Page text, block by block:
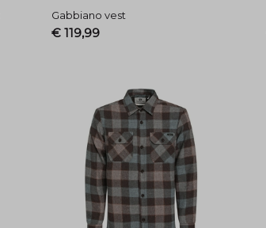
Gabbiano vest
€ 119,99